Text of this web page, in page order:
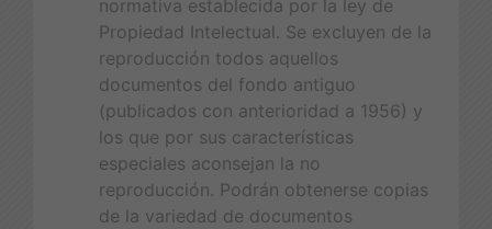
normativa establecida por la ley de
Propiedad Intelectual. Se excluyen de la
reproducción todos aquellos
documentos del fondo antiguo
(publicados con anterioridad a 1956) y
los que por sus características
especiales aconsejan la no
reproducción. Podrán obtenerse copias
de la variedad de documentos